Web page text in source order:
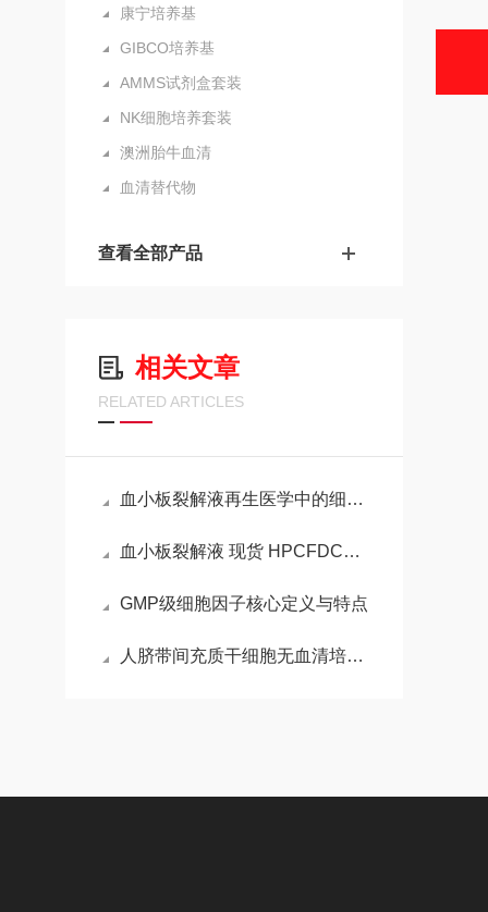
康宁培养基
GIBCO培养基
AMMS试剂盒套装
NK细胞培养套装
澳洲胎牛血清
血清替代物
查看全部产品
相关文章
RELATED ARTICLES
血小板裂解液再生医学中的细胞生长引擎
血小板裂解液 现货 HPCFDCRL50 血清替代物
GMP级细胞因子核心定义与特点
人脐带间充质干细胞无血清培养基（化学成分限定）